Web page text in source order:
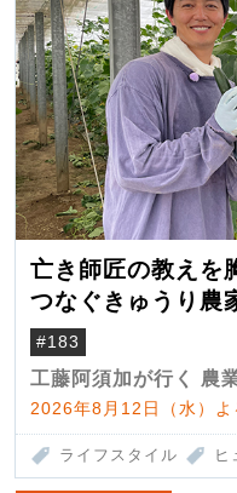
亡き師匠の教えを
つなぐきゅうり農
#183
工藤阿須加が行く 農
2026年8月12日（水）
ライフスタイル ヒ